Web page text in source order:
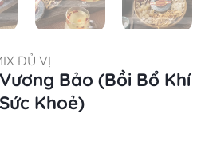
ĐỦ VỊ
Bảo (Bồi Bổ Khí
Khoẻ)